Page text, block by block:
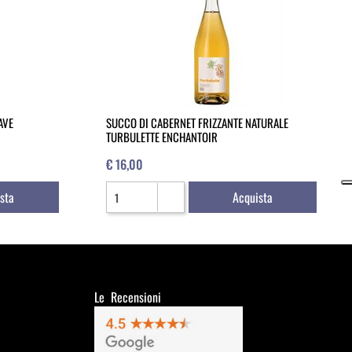
SUCCO DI CABERNET FRIZZANTE NATURALE
TURBULETTE ENCHANTOIR
€ 16,00
Quantità
Acquista
Le Recensioni